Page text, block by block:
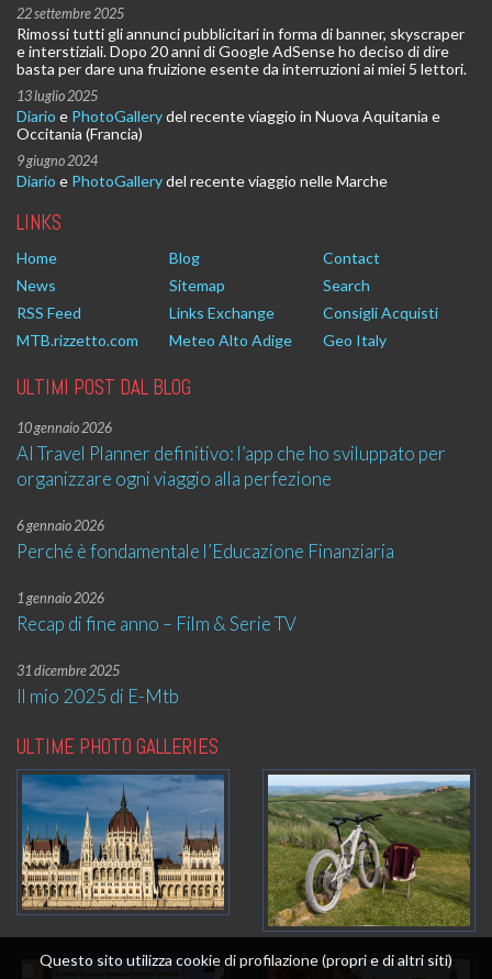
22 settembre 2025
Rimossi tutti gli annunci pubblicitari in forma di banner, skyscraper
e interstiziali. Dopo 20 anni di Google AdSense ho deciso di dire
basta per dare una fruizione esente da interruzioni ai miei 5 lettori.
13 luglio 2025
Diario e PhotoGallerydel recente viaggio in Nuova Aquitania e
Occitania (Francia)
9 giugno 2024
Diario e PhotoGallerydel recente viaggio nelle Marche
LINKS
Home Blog
Contact
News
Sitemap
Search
RSS Feed
Links Exchange
Consigli Acquisti
MTB.rizzetto.com
Meteo Alto Adige Geo Italy
ULTIMI POST DAL BLOG
10 gennaio 2026
AI Travel Planner definitivo: l’app che ho sviluppato per
organizzare ogni viaggio alla perfezione
6 gennaio 2026
Perché è fondamentale l’Educazione Finanziaria
1 gennaio 2026
Recap di fine anno – Film & Serie TV
31 dicembre 2025
Il mio 2025 di E-Mtb
ULTIME PHOTO GALLERIES
Questo sito utilizza cookie di profilazione (propri e di altri siti)